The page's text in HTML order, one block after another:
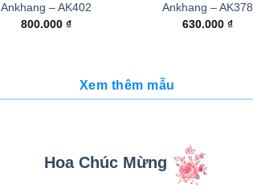
Ankhang – AK402
800.000₫
Ankhang – AK378
630.000₫
Xem thêm mẫu
Hoa Chúc Mừng